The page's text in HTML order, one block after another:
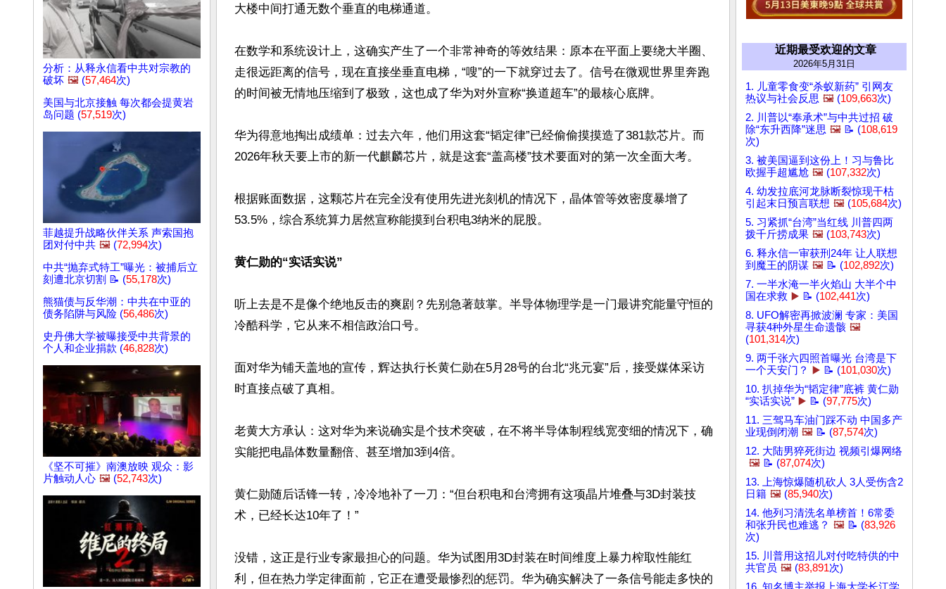
分析：从释永信看中共对宗教的
破坏 🖼️ (57,464次)
美国与北京接触 每次都会提黄岩
岛问题 (57,519次)
菲越提升战略伙伴关系 声索国抱
团对付中共 🖼️ (72,994次)
中共“抛弃式特工”曝光：被捕后立
刻遭北京切割 📝 (55,178次)
熊猫债与反华潮：中共在中亚的
债务陷阱与风险 (56,486次)
史丹佛大学被曝接受中共背景的
个人和企业捐款 (46,828次)
《坚不可摧》南澳放映 观众：影
片触动人心 🖼️ (52,743次)
大楼中间打通无数个垂直的电梯通道。
在数学和系统设计上，这确实产生了一个非常神奇的等效结果：原本在平面上要绕大半圈、
走很远距离的信号，现在直接坐垂直电梯，“嗖”的一下就穿过去了。信号在微观世界里奔跑
的时间被无情地压缩到了极致，这也成了华为对外宣称“换道超车”的最核心底牌。
华为得意地掏出成绩单：过去六年，他们用这套“韬定律”已经偷偷摸摸造了381款芯片。而
2026年秋天要上市的新一代麒麟芯片，就是这套“盖高楼”技术要面对的第一次全面大考。
根据账面数据，这颗芯片在完全没有使用先进光刻机的情况下，晶体管等效密度暴增了
53.5%，综合系统算力居然宣称能摸到台积电3纳米的屁股。
黄仁勋的“实话实说”
听上去是不是像个绝地反击的爽剧？先别急著鼓掌。半导体物理学是一门最讲究能量守恒的
冷酷科学，它从来不相信政治口号。
面对华为铺天盖地的宣传，辉达执行长黄仁勋在5月28号的台北“兆元宴”后，接受媒体采访
时直接点破了真相。
老黄大方承认：这对华为来说确实是个技术突破，在不将半导体制程线宽变细的情况下，确
实能把电晶体数量翻倍、甚至增加3到4倍。
黄仁勋随后话锋一转，冷冷地补了一刀：“但台积电和台湾拥有这项晶片堆叠与3D封装技
术，已经长达10年了！”
没错，这正是行业专家最担心的问题。华为试图用3D封装在时间维度上暴力榨取性能红
利，但在热力学定律面前，它正在遭受最惨烈的惩罚。华为确实解决了一条信号能走多快的
近期最受欢迎的文章
2026年5月31日
1. 儿童零食变“杀蚁新药” 引网友
热议与社会反思 🖼️ (109,663次)
2. 川普以“奉承术”与中共过招 破
除“东升西降”迷思 🖼️ 📝 (108,619
次)
3. 被美国逼到这份上！习与鲁比
欧握手超尴尬 🖼️ (107,332次)
4. 幼发拉底河龙脉断裂惊现干枯
引起末日预言联想 🖼️ (105,684次)
5. 习紧抓“台湾”当红线 川普四两
拨千斤捞成果 🖼️ (103,743次)
6. 释永信一审获刑24年 让人联想
到魔王的阴谋 🖼️ 📝 (102,892次)
7. 一半水淹一半火焰山 大半个中
国在求救 ▶️ 📝 (102,441次)
8. UFO解密再掀波澜 专家：美国
寻获4种外星生命遗骸 🖼️
(101,314次)
9. 两千张六四照首曝光 台湾是下
一个天安门？
▶️ 📝 (101,030次)
10. 扒掉华为“韬定律”底裤 黄仁勋
“实话实说” ▶️ 📝 (97,775次)
11. 三驾马车油门踩不动 中国多产
业现倒闭潮 🖼️ 📝 (87,574次)
12. 大陆男猝死街边 视频引爆网络
🖼️ 📝 (87,074次)
13. 上海惊爆随机砍人 3人受伤含2
日籍 🖼️ (85,940次)
14. 他列习清洗名单榜首！6常委
和张升民也难逃？ 🖼️ 📝 (83,926
次)
15. 川普用这招儿对付吃特供的中
共官员 🖼️ (83,891次)